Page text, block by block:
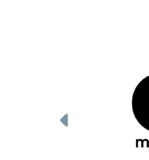
Anterior